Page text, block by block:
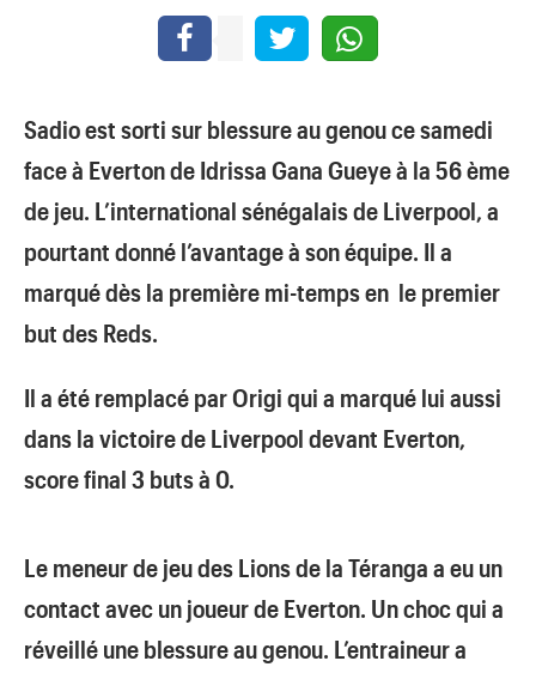
Sadio est sorti sur blessure au genou ce samedi
face à Everton de Idrissa Gana Gueye à la 56 ème
de jeu. L’international sénégalais de Liverpool, a
pourtant donné l’avantage à son équipe. Il a
marqué dès la première mi-temps en le premier
but des Reds.
Il a été remplacé par Origi qui a marqué lui aussi
dans la victoire de Liverpool devant Everton,
score final 3 buts à 0.
Le meneur de jeu des Lions de la Téranga a eu un
contact avec un joueur de Everton. Un choc qui a
réveillé une blessure au genou. L’entraineur a